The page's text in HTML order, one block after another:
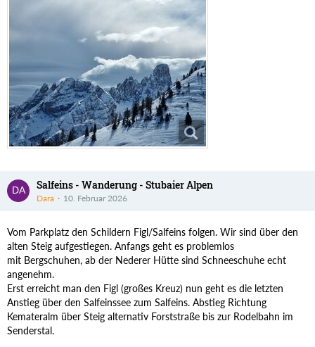
Salfeins - Wanderung - Stubaier Alpen
Dara 10. Februar 2026
Vom Parkplatz den Schildern Figl/Salfeins folgen. Wir sind über den
alten Steig aufgestiegen. Anfangs geht es problemlos
mit Bergschuhen, ab der Nederer Hütte sind Schneeschuhe echt
angenehm.
Erst erreicht man den Figl (großes Kreuz) nun geht es die letzten
Anstieg über den Salfeinssee zum Salfeins. Abstieg Richtung
Kemateralm über Steig alternativ Forststraße bis zur Rodelbahn im
Senderstal.